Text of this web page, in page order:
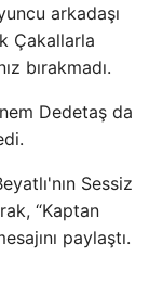
arkadaşı
Çakallarla
bırakmadı.
Dedetaş da
Sessiz
“Kaptan
paylaştı.